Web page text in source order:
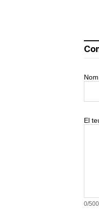
Nom
El
0/500